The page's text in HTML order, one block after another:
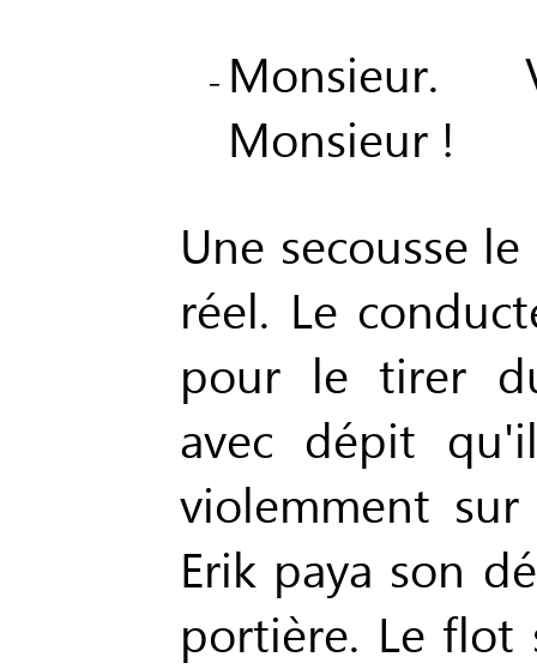
Monsieur.
Monsieur !
Une secousse
réel. Le
pour le tirer
avec dépit
violemment
Erik paya son
portière. Le flot